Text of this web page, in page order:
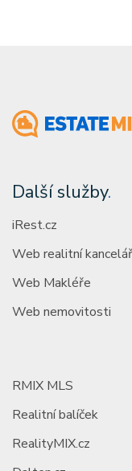
Další služby.
iRest.cz
Web realitní
Web Makléře
Web nemovitosti
RMIX MLS
Realitní balíček
RealityMIX.cz